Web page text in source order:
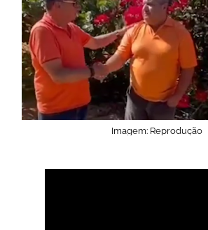
Imagem: Reprodução